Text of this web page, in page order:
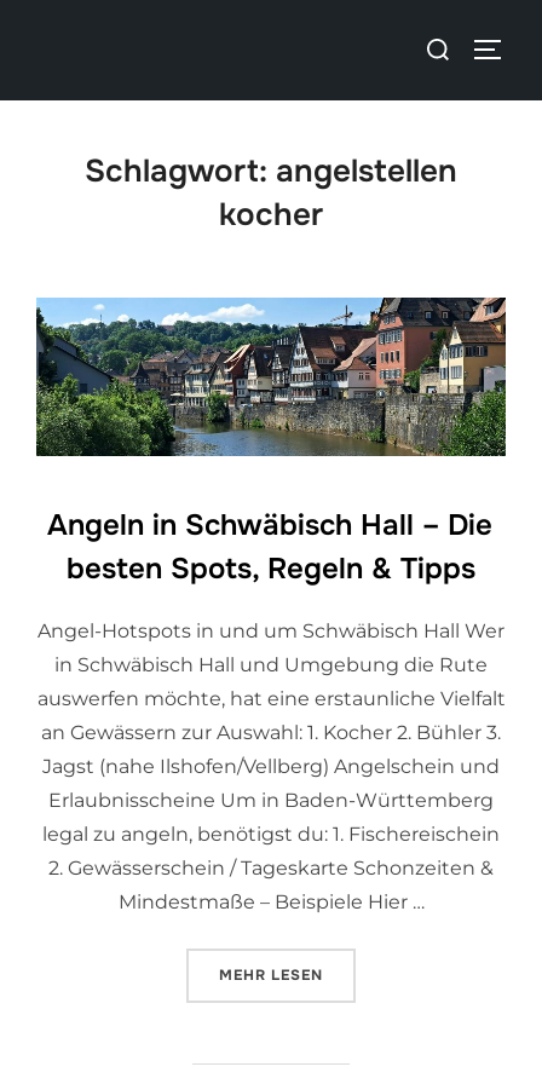
Schlagwort: angelstellen
kocher
Angeln in Schwäbisch Hall – Die
besten Spots, Regeln & Tipps
Angel-Hotspots in und um Schwäbisch Hall Wer
in Schwäbisch Hall und Umgebung die Rute
auswerfen möchte, hat eine erstaunliche Vielfalt
an Gewässern zur Auswahl: 1. Kocher 2. Bühler 3.
Jagst (nahe Ilshofen/Vellberg) Angelschein und
Erlaubnisscheine Um in Baden-Württemberg
legal zu angeln, benötigst du: 1. Fischereischein
2. Gewässerschein / Tageskarte Schonzeiten &
Mindestmaße – Beispiele Hier …
MEHR LESEN